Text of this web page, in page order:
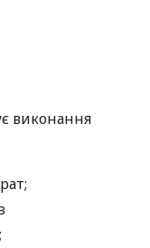
виконання